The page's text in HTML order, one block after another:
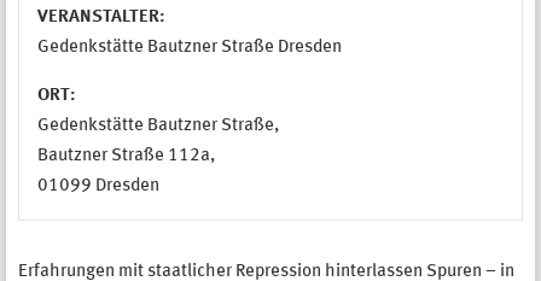
VERANSTALTER:
Gedenkstätte Bautzner Straße Dresden
ORT:
Gedenkstätte Bautzner Straße,
Bautzner Straße 112a,
01099 Dresden
Erfahrungen mit staatlicher Repression hinterlassen Spuren – in